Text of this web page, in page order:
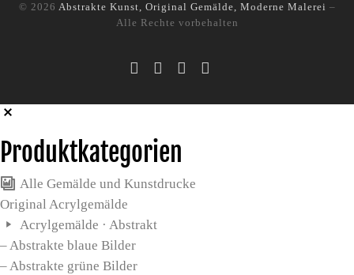
© 2026 Abstrakte Kunst, Original Gemälde, Moderne Malerei –
Alle Rechte vorbehalten
Produktkategorien
Alle Gemälde und Kunstdrucke
Original Acrylgemälde
Acrylgemälde · Abstrakt
– Abstrakte blaue Bilder
– Abstrakte grüne Bilder